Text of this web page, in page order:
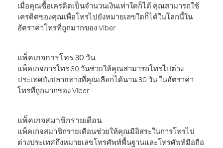
เมื่อคุณซื้อเครดิตเป็นจำนวนเงินเท่าใดก็ได้ คุณสามารถใช้
เครดิตของคุณเพื่อโทรไปยังหมายเลขใดก็ได้ในโลกนี้ใน
อัตราค่าโทรที่ถูกมากของ Viber
แพ็คเกจการโทร 30 วัน
แพ็คเกจการโทร 30 วันช่วยให้คุณสามารถโทรไปต่าง
ประเทศยังปลายทางที่คุณเลือกได้นาน 30 วัน ในอัตราค่า
โทรที่ถูกมากของ Viber
แพ็คเกจสมาชิกรายเดือน
แพ็คเกจสมาชิกรายเดือนช่วยให้คุณมีอิสระในการโทรไป
ต่างประเทศถึงหมายเลขโทรศัพท์พื้นฐานและโทรศัพท์มือถือ